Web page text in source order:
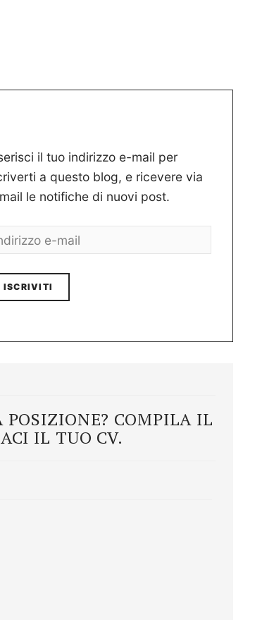
il tuo indirizzo e-mail per
a questo blog, e ricevere via
le notifiche di nuovi post.
POSIZIONE? COMPILA IL
IL TUO CV.